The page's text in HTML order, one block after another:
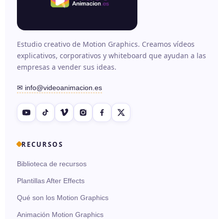
Estudio creativo de Motion Graphics. Creamos vídeos
explicativos, corporativos y whiteboard que ayudan a las
empresas a vender sus ideas.
✉ info@videoanimacion.es
RECURSOS
Biblioteca de recursos
Plantillas After Effects
Qué son los Motion Graphics
Animación Motion Graphics